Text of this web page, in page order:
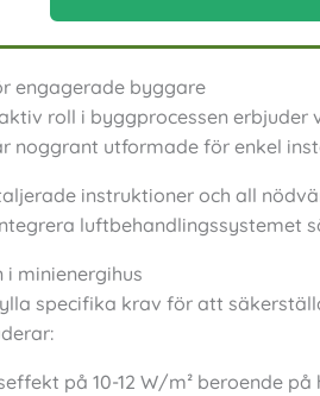
engagerade byggare
roll i byggprocessen erbjuder
noggrant utformade för enkel
instruktioner och all
luftbehandlingssystemet
minienergihus
specifika krav för att
på 10-12 W/m² beroende på